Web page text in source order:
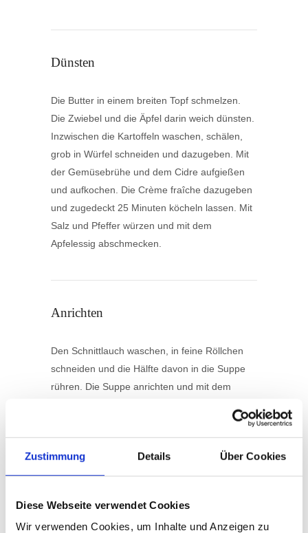
Zustimmung Details Über Cookies
Diese Webseite verwendet Cookies
Wir verwenden Cookies, um Inhalte und Anzeigen zu
Dünsten
Die Butter in einem breiten Topf schmelzen.
Die Zwiebel und die Äpfel darin weich dünsten.
Inzwischen die Kartoffeln waschen, schälen,
grob in Würfel schneiden und dazugeben. Mit
der Gemüsebrühe und dem Cidre aufgießen
und aufkochen. Die Crème fraîche dazugeben
und zugedeckt 25 Minuten köcheln lassen. Mit
Salz und Pfeffer würzen und mit dem
Apfelessig abschmecken.
Anrichten
Den Schnittlauch waschen, in feine Röllchen
schneiden und die Hälfte davon in die Suppe
rühren. Die Suppe anrichten und mit dem
Dieses Rezept drucken